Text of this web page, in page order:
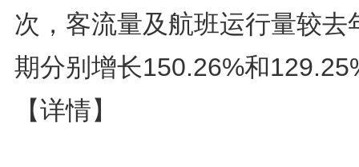
次，客流量及航班运行量较去
期分别增长150.26%和
【详情】